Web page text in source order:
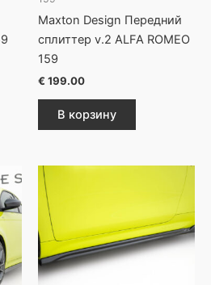
Maxton Design Передний
сплиттер v.2 ALFA ROMEO
159
€ 199.00
В корзину